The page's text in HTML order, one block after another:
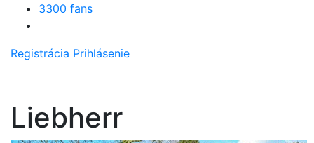
3300 fans
Registrácia Prihlásenie
Liebherr